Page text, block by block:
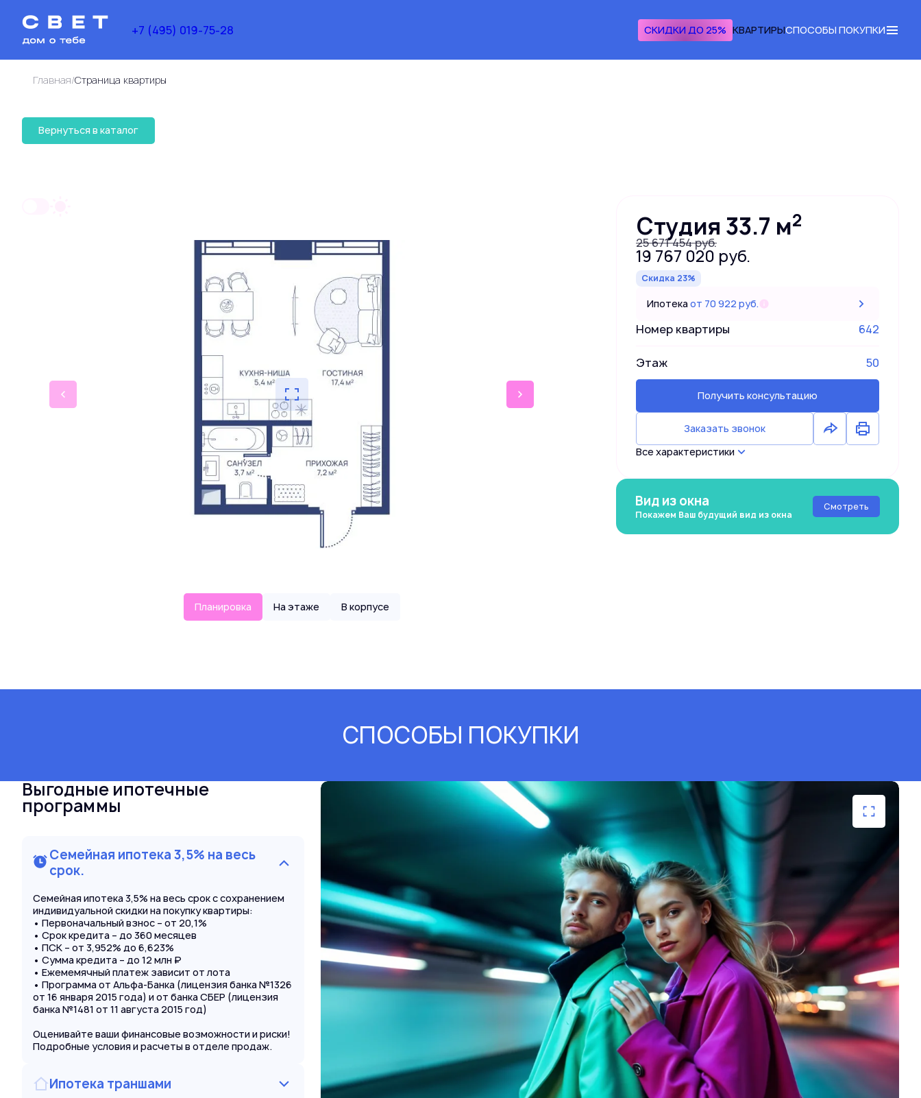
+7 (495) 019-75-28 СКИДКИ ДО 25% КВАРТИРЫСПОСОБЫ ПОКУПКИ
Главная/Cтраница квартиры
Вернуться в каталог
Студия33.7 м2 25 671 454 руб.
19 767 020 руб.
Планировка На этаже В корпусе
Студия 33.7 м2
25 671 454 руб.
19 767 020 руб.
Скидка 23%
Ипотекаот 70 922 руб.
Номер квартиры 642
Этаж 50
Получить консультацию
Заказать звонок
Все характеристики
Вид из окна
Покажем Ваш будущий вид из окна
Смотреть
СПОСОБЫ ПОКУПКИ
Выгодные ипотечные
программы
Семейная ипотека 3,5% на весь
срок.
Семейная ипотека 3,5% на весь срок с сохранением
индивидуальной скидки на покупку квартиры:
• Первоначальный взнос – от 20,1%
• Срок кредита – до 360 месяцев
• ПСК – от 3,952% до 6,623%
• Сумма кредита – до 12 млн ₽
• Ежемемячный платеж зависит от лота
• Программа от Альфа-Банка (лицензия банка №1326
от 16 января 2015 года) и от банка СБЕР (лицензия
банка №1481 от 11 августа 2015 год)
Оценивайте ваши финансовые возможности и риски!
Подробные условия и расчеты в отделе продаж.
Ипотека траншами